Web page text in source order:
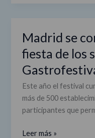
nos
gusta
el
exterior!
´
Madrid se
fiesta de los
Este año el festival
más de 500
participantes que
Madrid
convierte
en
una
fiesta
de
sentidos
Leer más »